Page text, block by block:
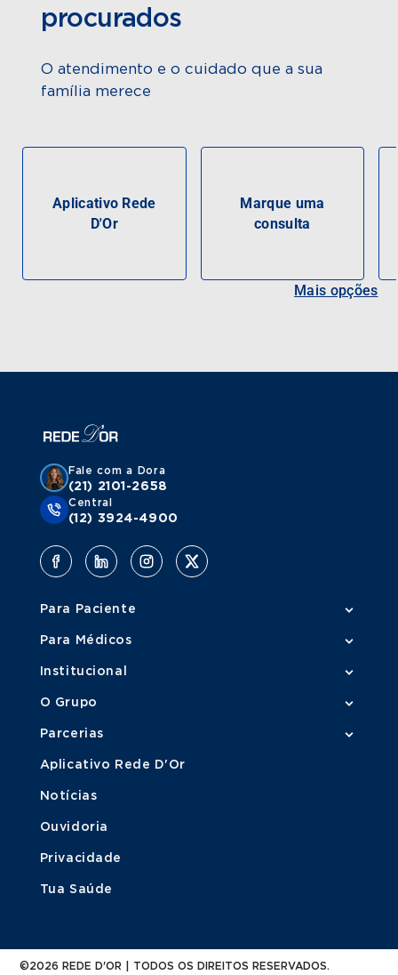
procurados
O atendimento e o cuidado que a sua
família merece
Aplicativo Rede
D'Or
Marque uma
consulta
Mais opções
Fale com a Dora
(21) 2101-2658
Central
(12) 3924-4900
Para Paciente
Para Médicos
Institucional
O Grupo
Parcerias
Aplicativo Rede D'Or
Notícias
Ouvidoria
Privacidade
Tua Saúde
©2026 REDE D'OR | TODOS OS DIREITOS RESERVADOS.